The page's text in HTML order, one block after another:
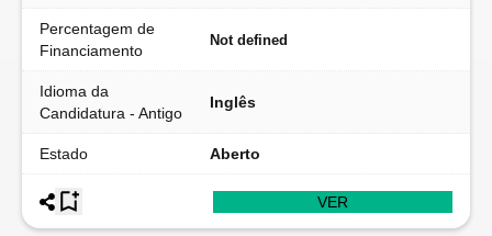
Percentagem de
Financiamento
Not defined
Idioma da
Candidatura - Antigo
Inglês
Estado Aberto
VER